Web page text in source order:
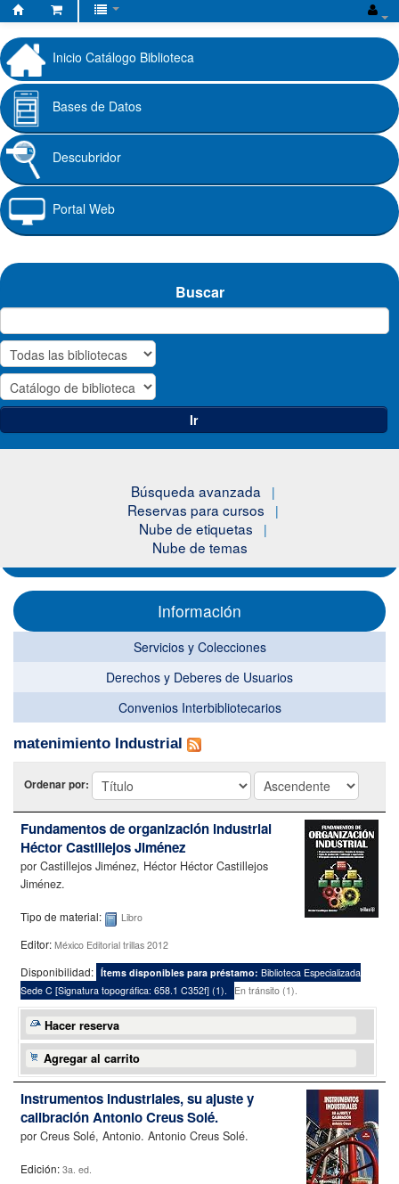
Fundación
Universitaria
Cafam
Inicio Catálogo Biblioteca
Bases de Datos
Descubridor
Portal Web
Buscar
Ir
Búsqueda avanzada
Reservas para cursos
Nube de etiquetas
Nube de temas
Información
Servicios y Colecciones
Derechos y Deberes de Usuarios
Convenios Interbibliotecarios
matenimiento Industrial
Ordenar por:
Fundamentos de organización industrial
Héctor Castillejos Jiménez
por Castillejos Jiménez, Héctor Héctor Castillejos
Jiménez.
Tipo de material: Libro
Editor: México Editorial trillas 2012
Disponibilidad: Ítems disponibles para préstamo:Biblioteca Especializada
Sede C [Signatura topográfica: 658.1 C352f] (1). En tránsito (1).
Hacer reserva
Agregar al carrito
Instrumentos industriales, su ajuste y
calibraciónAntonio Creus Solé.
por Creus Solé, Antonio. Antonio Creus Solé.
Edición: 3a. ed.